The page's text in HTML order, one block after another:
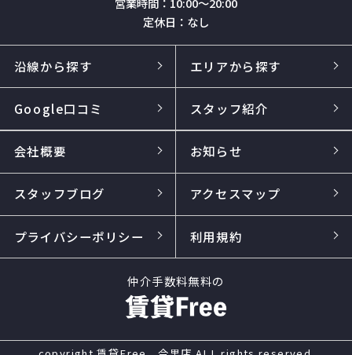
定休日：なし
沿線から探す エリアから探す
Google口コミ スタッフ紹介
会社概要 お知らせ
スタッフブログ アクセスマップ
プライバシーポリシー 利用規約
仲介手数料無料の